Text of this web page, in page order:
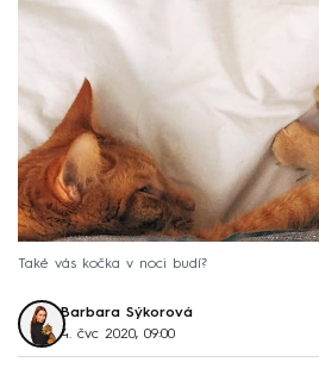
Také vás kočka v noci budí?
Barbara Sýkorová
4. čvc 2020, 09:00